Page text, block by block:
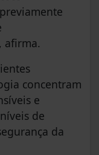
afirma.
concentram
e
de
da